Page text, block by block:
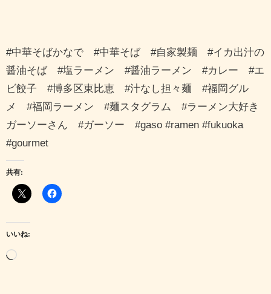
#中華そばかなで #中華そば #自家製麺 #イカ出汁の
醤油そば #塩ラーメン #醤油ラーメン #カレー #エ
ビ餃子 #博多区東比恵 #汁なし担々麺 #福岡グル
メ #福岡ラーメン #麺スタグラム #ラーメン大好き
ガーソーさん #ガーソー #gaso #ramen #fukuoka
#gourmet
共有:
いいね:
読